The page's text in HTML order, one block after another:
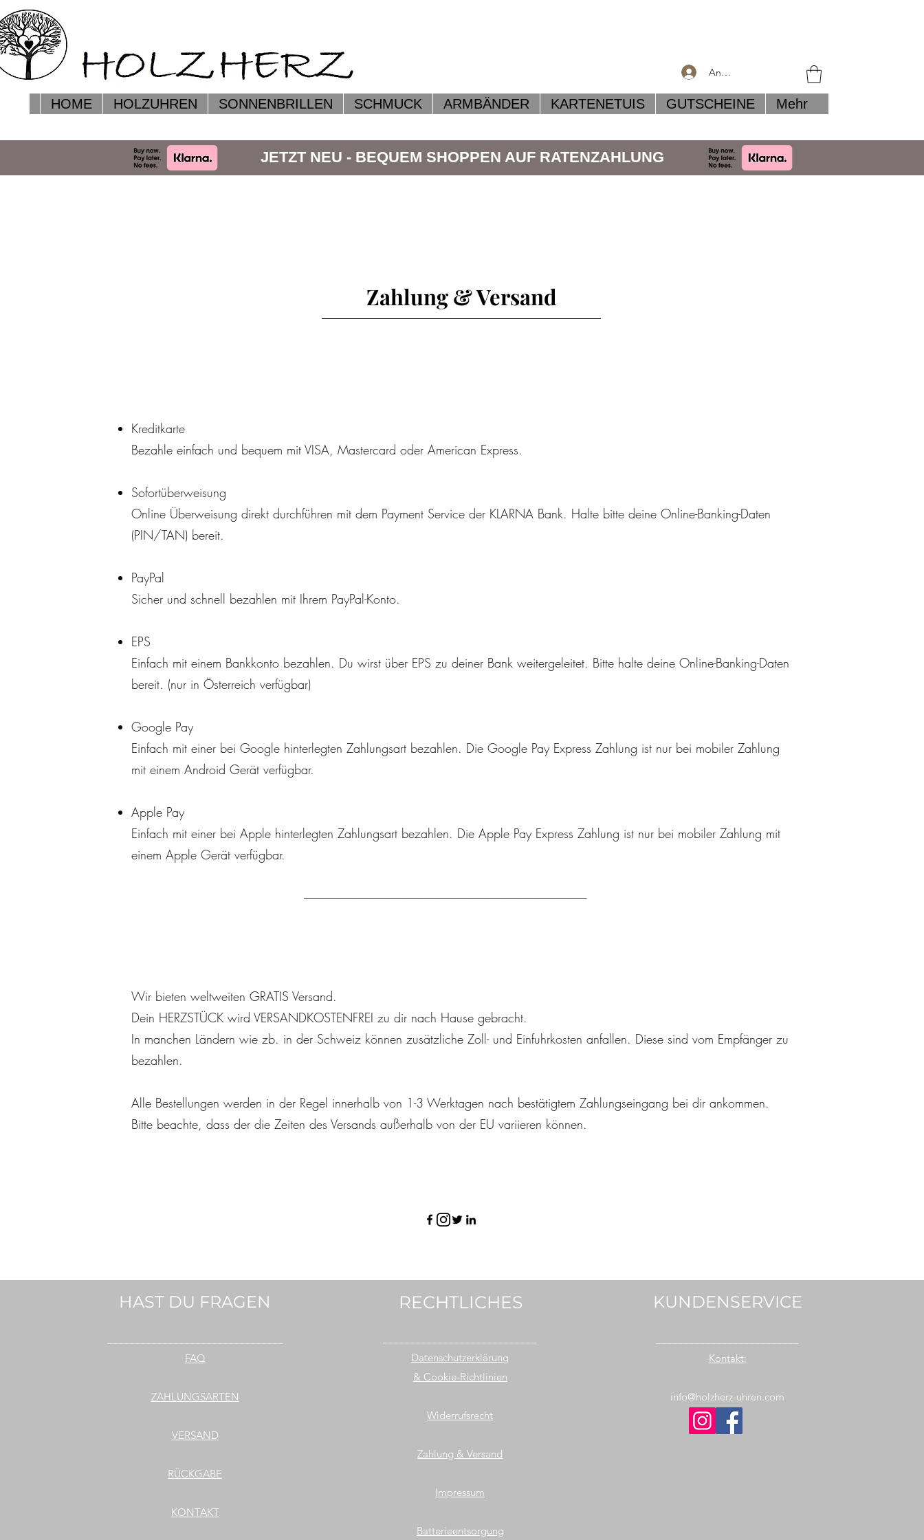
Anmelden
HOME HOLZUHREN SONNENBRILLEN SCHMUCK ARMBÄNDER KARTENETUIS GUTSCHEINE Mehr
JETZT NEU - BEQUEM SHOPPEN AUF RATENZAHLUNG
Zahlung & Versand
Kreditkarte
Bezahle einfach und bequem mit VISA, Mastercard oder American Express.
Sofortüberweisung
Online Über­wei­sung direkt durch­füh­ren mit dem Pay­ment Ser­vice der KLARNA Bank. Halte bitte deine Online-Banking-Daten
(PIN/TAN) bereit.
PayPal
Sicher und schnell bezah­len mit Ihrem PayPal-Konto.
EPS
Einfach mit einem Bankkonto bezahlen. Du wirst über EPS zu deiner Bank weitergeleitet. Bitte halte deine Online-Banking-Daten
bereit. (nur in Österreich verfügbar)
Google Pay
Einfach mit einer bei Google hinterlegten Zahlungsart bezahlen. Die Google Pay Express Zahlung ist nur bei mobiler Zahlung
mit einem Android Gerät verfügbar.
Apple Pay
Einfach mit einer bei Apple hinterlegten Zahlungsart bezahlen. Die Apple Pay Express Zahlung ist nur bei mobiler Zahlung mit
einem Apple Gerät verfügbar.
-----------------------------------------------------------------------------------------------------------------------------------------
Wir bieten weltweiten GRATIS Versand.
Dein HERZSTÜCK wird VERSANDKOSTENFREI zu dir nach Hause gebracht.
In manchen Ländern wie zb. in der Schweiz können zusätzliche Zoll- und Einfuhrkosten anfallen. Diese sind vom Empfänger zu
bezahlen.
Alle Bestellungen werden in der Regel innerhalb von 1-3 Werktagen nach bestätigtem Zahlungseingang bei dir ankommen.
Bitte beachte, dass der die Zeiten des Versands außerhalb von der EU variieren können.
HAST DU FRAGEN
FAQ
ZAHLUNGSARTEN
VERSAND
RÜCKGABE
KONTAKT
RECHTLICHES
Datenschutzerklärung
& Cookie-Richtlinien
Widerrufsrecht
Zahlung & Versand
Impressum
Batterieentsorgung
KUNDENSERVICE
Kontakt:
info@holzherz-uhren.com